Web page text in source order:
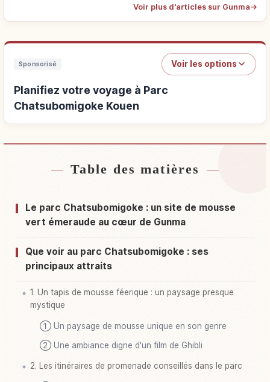
Voir plus d'articles sur Gunma→
Sponsorisé Voir les options
Planifiez votre voyage à Parc
Chatsubomigoke Kouen
Hébergements près de Parc Chatsubomigoke
Activités à Parc Chatsubomigoke Kouen
Table des matières
Le parc Chatsubomigoke : un site de mousse
vert émeraude au cœur de Gunma
Que voir au parc Chatsubomigoke : ses
principaux attraits
1. Un tapis de mousse féerique : un paysage presque
mystique
① Un paysage de mousse unique en son genre
② Une ambiance digne d'un film de Ghibli
2. Les itinéraires de promenade conseillés dans le parc